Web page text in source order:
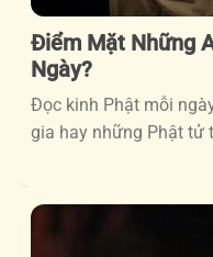
Điểm Mặt Những
Ngày?
Đọc kinh Phật mỗi
gia hay những Phật tử